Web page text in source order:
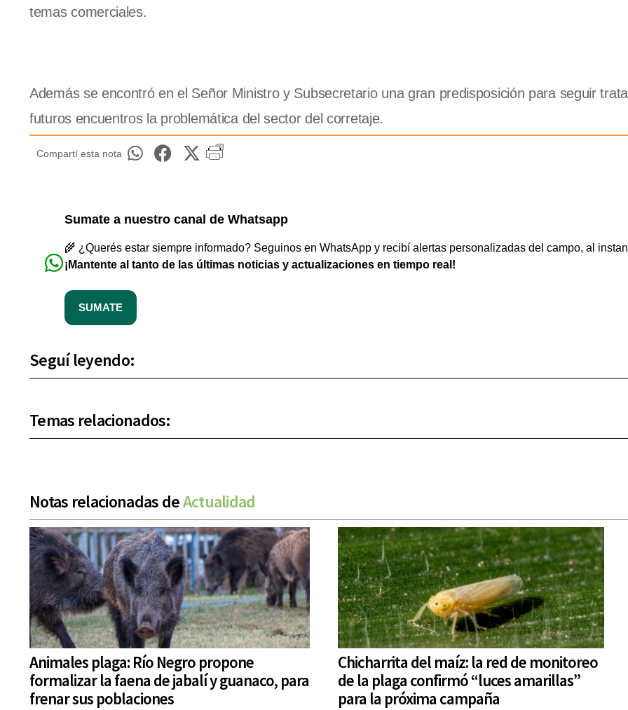
temas comerciales.
Además se encontró en el Señor Ministro y Subsecretario una gran predisposición para seguir
futuros encuentros la problemática del sector del corretaje.
Compartí esta nota
Sumate a nuestro canal de Whatsapp
🌾 ¿Querés estar siempre informado? Seguinos en WhatsApp y recibí alertas personalizadas del campo, al
¡Mantente al tanto de las últimas noticias y actualizaciones en tiempo real!
SUMATE
Seguí leyendo:
Temas relacionados:
Notas relacionadas deActualidad
Animales plaga: Río Negro propone
formalizar la faena de jabalí y guanaco, para
frenar sus poblaciones
Chicharrita del maíz: la red de monitoreo
de la plaga confirmó “luces amarillas”
para la próxima campaña